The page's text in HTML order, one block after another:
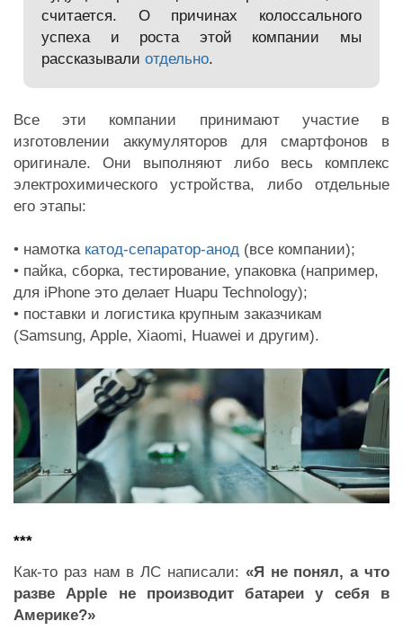
считается. О причинах колоссального
успеха и роста этой компании мы
рассказывалиотдельно.
Все эти компании принимают участие в
изготовлении аккумуляторов для смартфонов в
оригинале. Они выполняют либо весь комплекс
электрохимического устройства, либо отдельные
его этапы:
• намотка катод-сепаратор-анод (все компании);
• пайка, сборка, тестирование, упаковка (например,
для iPhone это делает Huapu Technology);
• поставки и логистика крупным заказчикам
(Samsung, Apple, Xiaomi, Huawei и другим).
***
Как-то раз нам в ЛС написали: «Я не понял, а что
разве Apple не производит батареи у себя в
Америке?»